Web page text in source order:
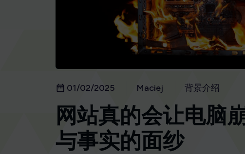
01/02/2025 Maciej 背景介绍
网站真的会让电脑
与事实的面纱